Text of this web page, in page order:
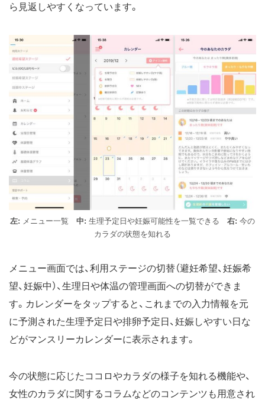
ら見返しやすくなっています。
左: メニュー一覧 中: 生理予定日や妊娠可能性を一覧できる 右: 今の
カラダの状態を知れる
メニュー画面では、利用ステージの切替（避妊希望、妊娠希
望、妊娠中）、生理日や体温の管理画面への切替ができま
す。カレンダーをタップすると、これまでの入力情報を元
に予測された生理予定日や排卵予定日、妊娠しやすい日な
どがマンスリーカレンダーに表示されます。
今の状態に応じたココロやカラダの様子を知れる機能や、
女性のカラダに関するコラムなどのコンテンツも用意され